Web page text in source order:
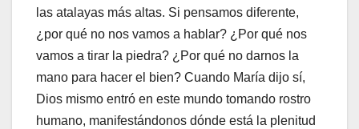
las atalayas más altas. Si pensamos diferente,
¿por qué no nos vamos a hablar? ¿Por qué nos
vamos a tirar la piedra? ¿Por qué no darnos la
mano para hacer el bien? Cuando María dijo sí,
Dios mismo entró en este mundo tomando rostro
humano, manifestándonos dónde está la plenitud